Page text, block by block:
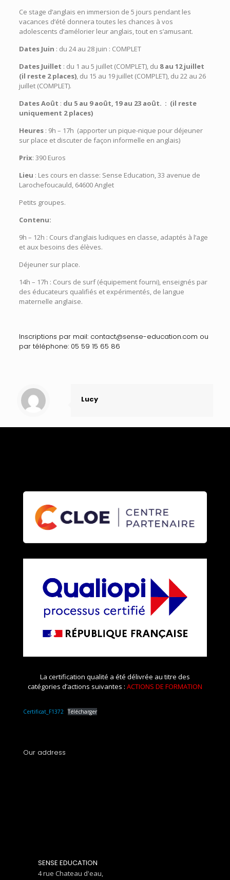
Ce stage d’anglais en immersion de 5 jours pendant les
vacances d’été donnera toutes les chances à vos
adolescents d’amélorier leur anglais, tout en s’amusant.
Dates Juin : du 24 au 28 juin : COMPLET
Dates Juillet : du 1 au 5 juillet (COMPLET), du 8 au 12 juillet
(il reste 2 places), du 15 au 19 juillet (COMPLET), du 22 au 26
juillet (COMPLET).
Dates Août : du 5 au 9 août, 19 au 23 août. : (il reste
uniquement 2 places)
Heures : 9h – 17h (apporter un pique-nique pour déjeuner
sur place et discuter de façon informelle en anglais)
Prix: 390 Euros
Lieu : Les cours en classe: Sense Education, 33 avenue de
Larochefoucauld, 64600 Anglet
Petits groupes.
Contenu:
9h – 12h : Cours d’anglais ludiques en classe, adaptés à l’age
et aux besoins des élèves.
Déjeuner sur place.
14h – 17h : Cours de surf (équipement fourni), enseignés par
des éducateurs qualifiés et expérimentés, de langue
maternelle anglaise.
Inscriptions par mail: contact@sense-education.com ou
par téléphone: 05 59 15 65 86
Lucy
La certification qualité a été délivrée au titre des
catégories d’actions suivantes : ACTIONS DE FORMATION
Certificat_F1372 Télécharger
Our address
SENSE EDUCATION
4 rue Chateau d'eau,